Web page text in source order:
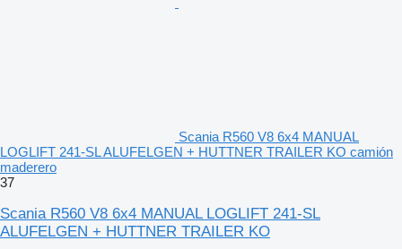
Scania R560 V8 6x4 MANUAL
LOGLIFT 241-SL ALUFELGEN + HUTTNER TRAILER KO camión
maderero
37
Scania R560 V8 6x4 MANUAL LOGLIFT 241-SL
ALUFELGEN + HUTTNER TRAILER KO